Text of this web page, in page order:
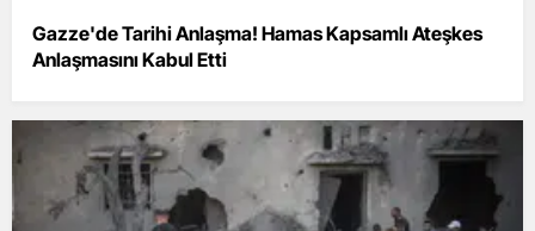
Gazze'de Tarihi Anlaşma! Hamas Kapsamlı Ateşkes
Anlaşmasını Kabul Etti